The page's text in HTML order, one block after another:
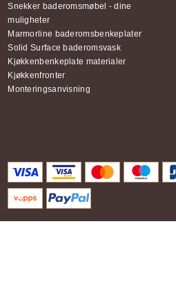
Snekker baderomsmøbel - dine
muligheter
Marmorline baderomsbenkeplater
Solid Surface baderomsvask
Kjøkkenbenkeplate materialer
Kjøkkenfronter
Monteringsanvisning